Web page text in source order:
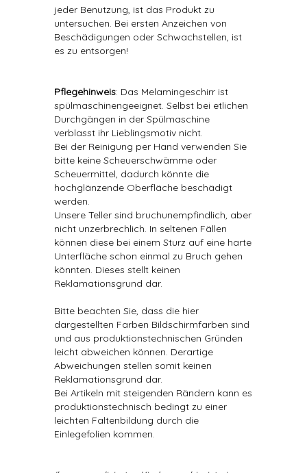
jeder Benutzung, ist das Produkt zu
untersuchen. Bei ersten Anzeichen von
Beschädigungen oder Schwachstellen, ist
es zu entsorgen!
Pflegehinweis: Das Melamingeschirr ist
spülmaschinengeeignet. Selbst bei etlichen
Durchgängen in der Spülmaschine
verblasst ihr Lieblingsmotiv nicht.
Bei der Reinigung per Hand verwenden Sie
bitte keine Scheuerschwämme oder
Scheuermittel, dadurch könnte die
hochglänzende Oberfläche beschädigt
werden.
Unsere Teller sind bruchunempfindlich, aber
nicht unzerbrechlich. In seltenen Fällen
können diese bei einem Sturz auf eine harte
Unterfläche schon einmal zu Bruch gehen
könnten. Dieses stellt keinen
Reklamationsgrund dar.
Bitte beachten Sie, dass die hier
dargestellten Farben Bildschirmfarben sind
und aus produktionstechnischen Gründen
leicht abweichen können. Derartige
Abweichungen stellen somit keinen
Reklamationsgrund dar.
Bei Artikeln mit steigenden Rändern kann es
produktionstechnisch bedingt zu einer
leichten Faltenbildung durch die
Einlegefolien kommen.